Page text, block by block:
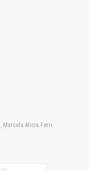
Alicia Ferreyra,